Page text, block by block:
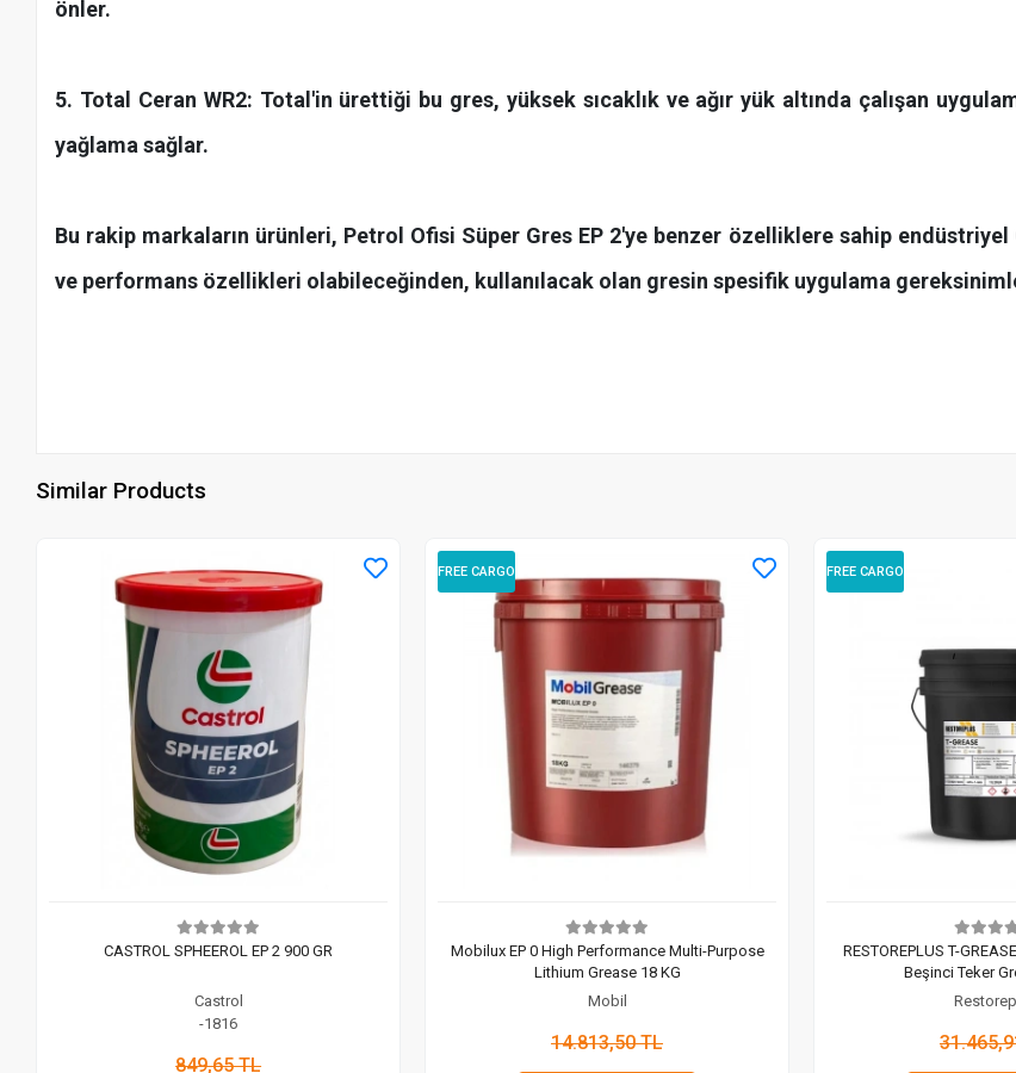
önler.
5. Total Ceran WR2: Total'in ürettiği bu gres, yüksek sıcaklık ve ağır yük altında çalışan
yağlama sağlar.
Bu rakip markaların ürünleri, Petrol Ofisi Süper Gres EP 2'ye benzer özelliklere sahip
ve performans özellikleri olabileceğinden, kullanılacak olan gresin spesifik uygulama
Similar Products
CASTROL SPHEEROL EP 2 900 GR
Castrol
-1816
849,65 TL
FREE CARGO
Mobilux EP 0 High Performance Multi-Purpose
Lithium Grease 18 KG
Mobil
14.813,50 TL
FREE CARGO
RESTOREPLUS T-
Beşinci Teker